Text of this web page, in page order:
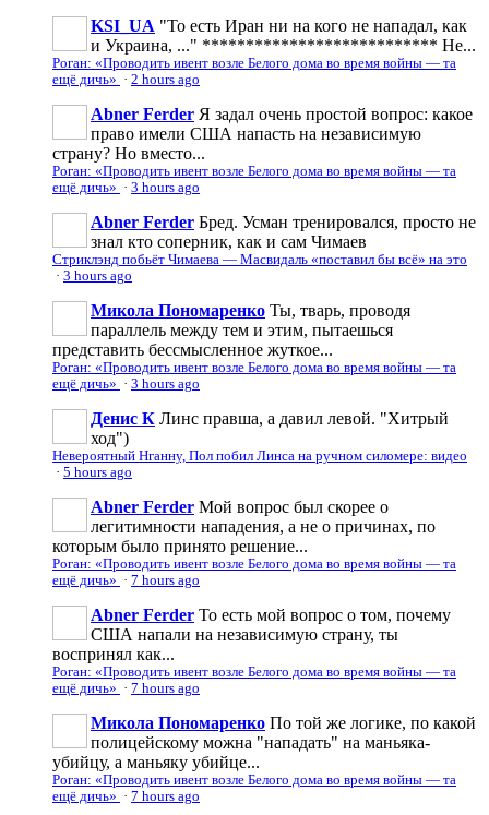
KSI_UA "То есть Иран ни на кого не нападал, как
и Украина, ..." *************************** Не...
Роган: «Проводить ивент возле Белого дома во время войны — та
ещё дичь» · 2 hours ago
Abner Ferder Я задал очень простой вопрос: какое
право имели США напасть на независимую
страну? Но вместо...
Роган: «Проводить ивент возле Белого дома во время войны — та
ещё дичь» · 3 hours ago
Abner Ferder Бред. Усман тренировался, просто не
знал кто соперник, как и сам Чимаев
Стриклэнд побьёт Чимаева — Масвидаль «поставил бы всё» на это
· 3 hours ago
Микола Пономаренко Ты, тварь, проводя
параллель между тем и этим, пытаешься
представить бессмысленное жуткое...
Роган: «Проводить ивент возле Белого дома во время войны — та
ещё дичь» · 3 hours ago
Денис К Линс правша, а давил левой. "Хитрый
ход")
Невероятный Нганну, Пол побил Линса на ручном силомере: видео
· 5 hours ago
Abner Ferder Мой вопрос был скорее о
легитимности нападения, а не о причинах, по
которым было принято решение...
Роган: «Проводить ивент возле Белого дома во время войны — та
ещё дичь» · 7 hours ago
Abner Ferder То есть мой вопрос о том, почему
США напали на независимую страну, ты
воспринял как...
Роган: «Проводить ивент возле Белого дома во время войны — та
ещё дичь» · 7 hours ago
Микола Пономаренко По той же логике, по какой
полицейскому можна "нападать" на маньяка-
убийцу, а маньяку убийце...
Роган: «Проводить ивент возле Белого дома во время войны — та
ещё дичь» · 7 hours ago